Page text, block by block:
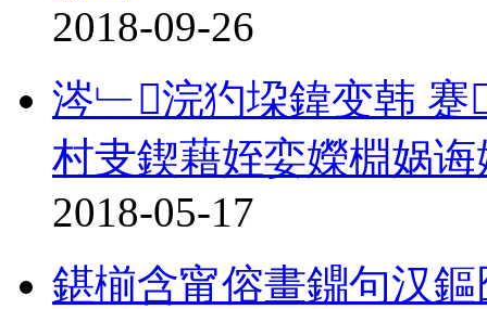
2018-09-26
涔﹂浣犳垜鍏变韩
村叏鍥藉姪娈嬫棩娲
2018-05-17
鍖椾含甯傛畫鐤句汉